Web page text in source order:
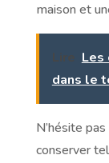
maison et
Lire Les
dans le
N’hésite
conserver